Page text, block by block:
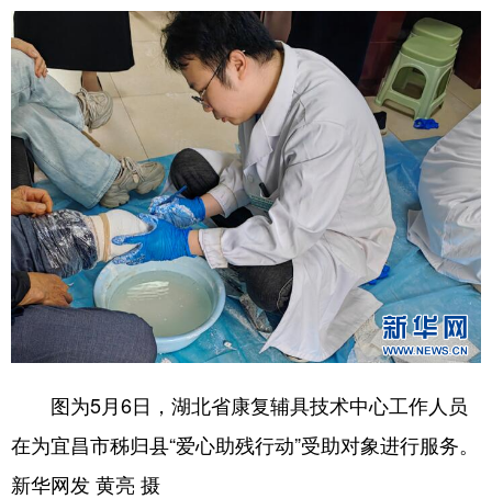
人居 信息化 数字经济
学术中国 乡村振兴 银龄 溯源中国
城市 能源 会展
彩票 娱乐 时尚 悦读
公益 一带一路 亚太网 上市公司
文化产业
地方频道
北京 天津 河北 山西
辽宁 吉林 上海 江苏
浙江
图为5月6日，湖北省康复辅具技术中心工作人员
在为宜昌市秭归县“爱心助残行动”受助对象进行服务。
新华网发 黄亮 摄